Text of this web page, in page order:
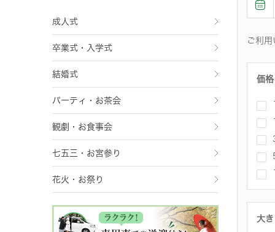
成人式
卒業式・入学式
結婚式
パーティ・お茶会
観劇・お食事会
七五三・お宮参り
花火・お祭り
ご利
価格
大